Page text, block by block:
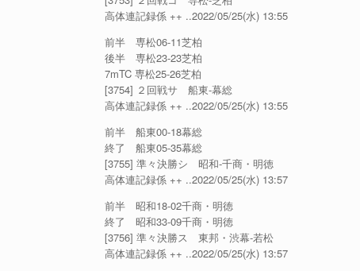
高体連記録係 ++ ..2022/05/25(水) 13:55
前半 専松06-11芝柏
後半 専松23-23芝柏
7mTC 専松25-26芝柏
[3754] ２回戦サ 船東-幕総
高体連記録係 ++ ..2022/05/25(水) 13:55
前半 船東00-18幕総
終了 船東05-35幕総
[3755] 準々決勝シ 昭和-千商・明徳
高体連記録係 ++ ..2022/05/25(水) 13:57
前半 昭和18-02千商・明徳
終了 昭和33-09千商・明徳
[3756] 準々決勝ス 東邦・渋幕-若松
高体連記録係 ++ ..2022/05/25(水) 13:57